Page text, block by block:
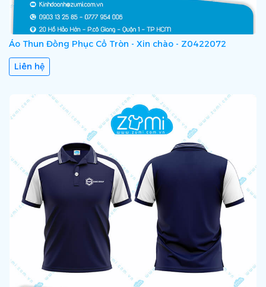
Áo Thun Đồng Phục Cổ Tròn - Xin chào - Z0422072
Liên hệ